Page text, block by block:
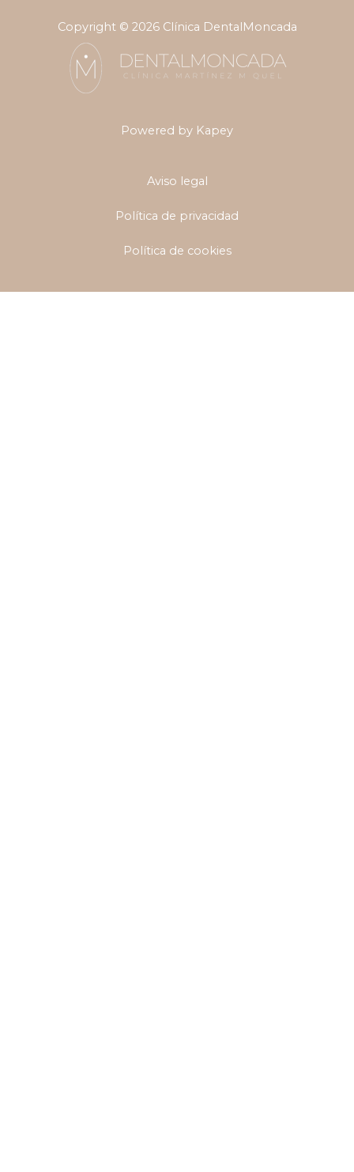
a
g
r
a
Copyright © 2026 Clínica DentalMoncada
Powered by Kapey
Aviso legal
Política de privacidad
Política de cookies